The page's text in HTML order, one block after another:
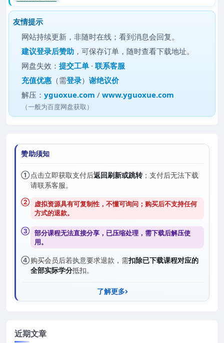
友情提示
网站持续更新，非随时在线；看到消息会回复。
建议登录后赞助 ，可保存订单，随时查看下载地址。
网盘失效：提交工单 ·联系客服
充值优惠 （需登录）谢绝议价
解压：yguoxue.com /www.yguoxue.com
（一般为百度网盘获取）
赞助须知
①点击立即获取支付后返回刷新或跳转；支付后无法下载
请联系客服。
② 虚拟资源具有可复制性，不懂可询问；购买后不支持任何
方式的退款。
③ 部分课程无法直接分享，已压缩处理，需下载后解压使
用。
④购买会员后若执意要求退款，需扣除已下载课程对应的
全部实际学分抵扣。
了解更多
近期文章